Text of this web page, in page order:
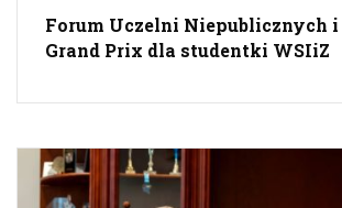
Forum Uczelni Niepublicznych i
Grand Prix dla studentki WSIiZ